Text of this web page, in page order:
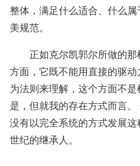
整体，满足什么适合、什么
美规范。
正如克尔凯郭尔所做的那
方面，它既不能用直接的驱
为法则来理解，这个方面不是
是，但就我的存在方式而言
没有以完全系统的方式发展
世纪的继承人。